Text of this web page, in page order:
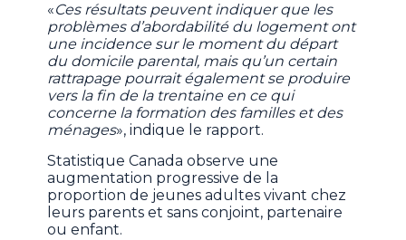
«Ces résultats peuvent indiquer que les
problèmes d’abordabilité du logement ont
une incidence sur le moment du départ
du domicile parental, mais qu’un certain
rattrapage pourrait également se produire
vers la fin de la trentaine en ce qui
concerne la formation des familles et des
ménages», indique le rapport.
Statistique Canada observe une
augmentation progressive de la
proportion de jeunes adultes vivant chez
leurs parents et sans conjoint, partenaire
ou enfant.